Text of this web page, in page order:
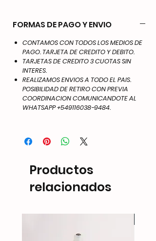
FORMAS DE PAGO Y ENVIO
CONTAMOS CON TODOS LOS MEDIOS DE
PAGO. TARJETA DE CREDITO Y DEBITO.
TARJETAS DE CREDITO 3 CUOTAS SIN
INTERES.
REALIZAMOS ENVIOS A TODO EL PAIS.
POSIBILIDAD DE RETIRO CON PREVIA
COORDINACION COMUNICANDOTE AL
WHATSAPP +549116038-9484.
Productos
relacionados